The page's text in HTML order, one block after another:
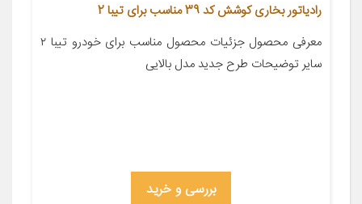
رادیاتور بخاری کوشش کد 39 مناسب برای تیبا 2
معرفی محصول جزئیات محصول مناسب برای خودرو تیبا ۲
سایر توضیحات طرح جدید مدل بالایی
بررسی و خرید